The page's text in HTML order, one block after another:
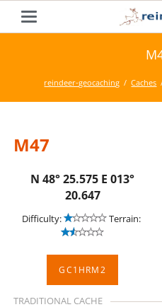
reindeer-geocaching Caches
M47
N 48° 25.575 E 013°
20.647
Difficulty: Terrain:
GC1HRM2
TRADITIONAL CACHE